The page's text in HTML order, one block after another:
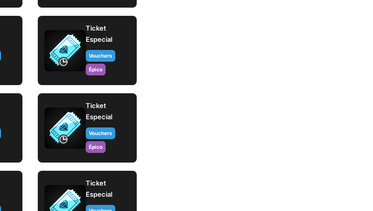
Ticket
Especial
Vouchers
Épico
Ticket
Especial
Vouchers
Épico
Ticket
Especial